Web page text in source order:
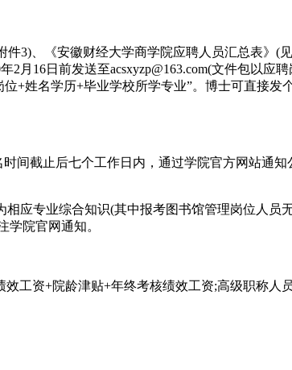
3)、《安徽财经大学商学院应聘人员汇总表》(
月16日前发送至acsxyzp@163.com(文件包以应
+姓名学历+毕业学校所学专业”。博士可直接发
截止后七个工作日内，通过学院官方网站通知
专业综合知识(其中报考图书馆管理岗位人员无
院官网通知。
工资+院龄津贴+年终考核绩效工资;高级职称人